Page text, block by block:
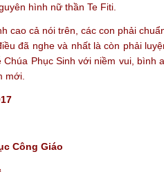
hình nữ thần Te Fiti.
cao cả nói trên, các con phải
đã nghe và nhất là còn phải
Phục Sinh với niềm vui, bình
mới.
Công Giáo